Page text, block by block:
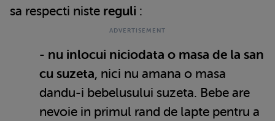
sa respecti niste reguli :
- nu inlocui niciodata o masa de la san
cu suzeta, nici nu amana o masa
dandu-i bebelusului suzeta. Bebe are
nevoie in primul rand de lapte pentru a